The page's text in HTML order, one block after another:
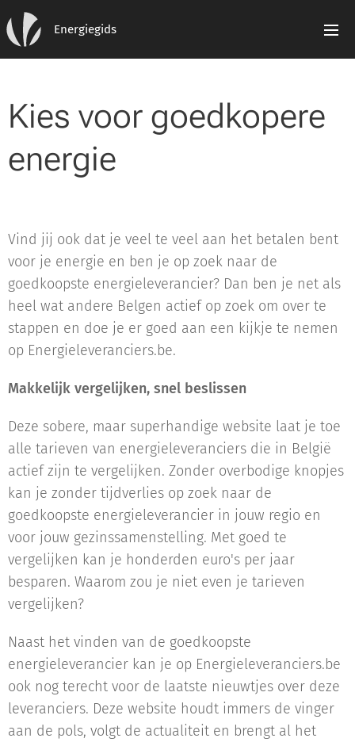
Energiegids
Kies voor goedkopere
energie
Vind jij ook dat je veel te veel aan het betalen bent
voor je energie en ben je op zoek naar de
goedkoopste energieleverancier? Dan ben je net als
heel wat andere Belgen actief op zoek om over te
stappen en doe je er goed aan een kijkje te nemen
op Energieleveranciers.be.
Makkelijk vergelijken, snel beslissen
Deze sobere, maar superhandige website laat je toe
alle tarieven van energieleveranciers die in België
actief zijn te vergelijken. Zonder overbodige knopjes
kan je zonder tijdverlies op zoek naar de
goedkoopste energieleverancier in jouw regio en
voor jouw gezinssamenstelling. Met goed te
vergelijken kan je honderden euro's per jaar
besparen. Waarom zou je niet even je tarieven
vergelijken?
Naast het vinden van de goedkoopste
energieleverancier kan je op Energieleveranciers.be
ook nog terecht voor de laatste nieuwtjes over deze
leveranciers. Deze website houdt immers de vinger
aan de pols, volgt de actualiteit en brengt al het